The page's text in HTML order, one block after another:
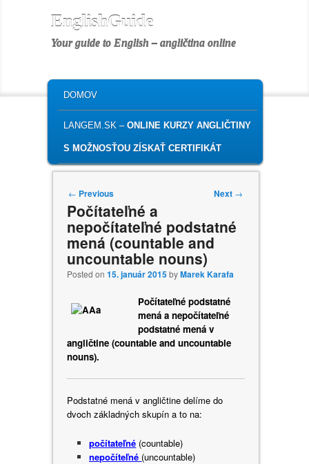
EnglishGuide
Your guide to English – angličtina online
SKIP TO PRIMARY CONTENT
SKIP TO SECONDARY CONTENT
DOMOV
LANGEM.SK –ONLINE KURZY ANGLIČTINY
S MOŽNOSŤOU ZÍSKAŤ CERTIFIKÁT
Post navigation
← Previous Next →
Počítateľné a
nepočítateľné podstatné
mená (countable and
uncountable nouns)
Posted on 15. január 2015byMarek Karafa
Počítateľné podstatné
mená a nepočítateľné
podstatné mená v
angličtine (countable and uncountable
nouns).
Podstatné mená v angličtine delíme do
dvoch základných skupín a to na:
počítateľné (countable)
nepočíteľné (uncountable)